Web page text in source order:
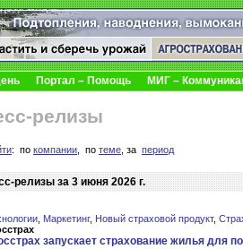
Портал – Помощь МИГ –
релизы
: по компании , по теме , за период
релизы за 3 июня 2026 г.
Маркетинг, Новый страховой продукт,
запускает страхование жилья для